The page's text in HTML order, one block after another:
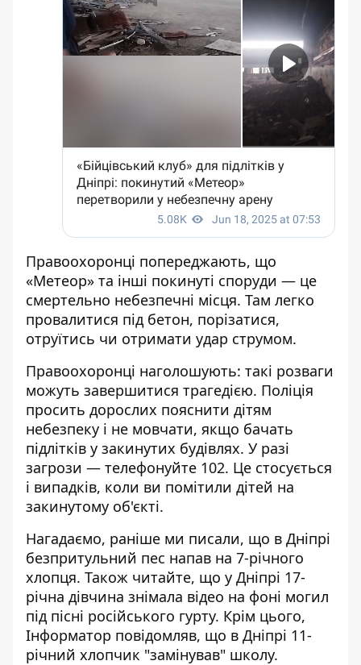
Правоохоронці попереджають, що
«Метеор» та інші покинуті споруди — це
смертельно небезпечні місця. Там легко
провалитися під бетон, порізатися,
отруїтись чи отримати удар струмом.
Правоохоронці наголошують: такі розваги
можуть завершитися трагедією. Поліція
просить дорослих пояснити дітям
небезпеку і не мовчати, якщо бачать
підлітків у закинутих будівлях. У разі
загрози — телефонуйте 102. Це стосується
і випадків, коли ви помітили дітей на
закинутому об'єкті.
Нагадаємо, раніше ми писали, що в Дніпрі
безпритульний пес напав на 7-річного
хлопця. Також читайте, що у Дніпрі 17-
річна дівчина знімала відео на фоні могил
під пісні російського гурту. Крім цього,
Інформатор повідомляв, що в Дніпрі 11-
річний хлопчик "замінував" школу.